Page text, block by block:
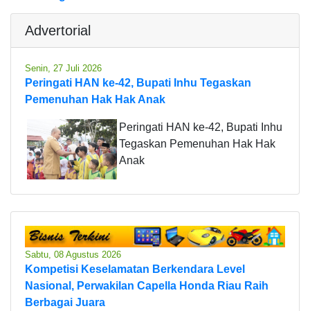
Advertorial
Senin, 27 Juli 2026
Peringati HAN ke-42, Bupati Inhu Tegaskan
Pemenuhan Hak Hak Anak
Peringati HAN ke-42, Bupati Inhu
Tegaskan Pemenuhan Hak Hak
Anak
Sabtu, 08 Agustus 2026
Kompetisi Keselamatan Berkendara Level
Nasional, Perwakilan Capella Honda Riau Raih
Berbagai Juara